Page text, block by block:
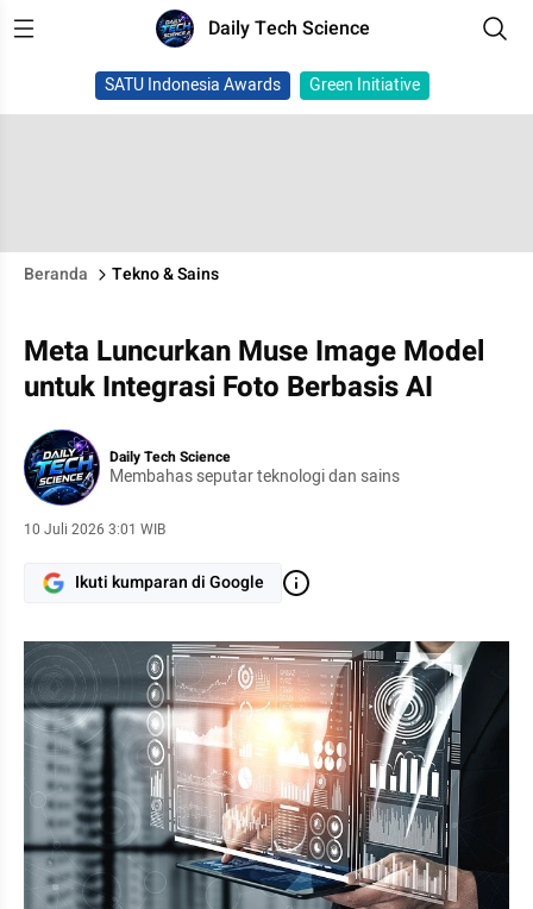
Daily Tech Science
SATU Indonesia Awards Green Initiative
Beranda Tekno & Sains
Meta Luncurkan Muse Image Model
untuk Integrasi Foto Berbasis AI
Daily Tech Science
Membahas seputar teknologi dan sains
10 Juli 2026 3:01 WIB
Ikuti kumparan di Google